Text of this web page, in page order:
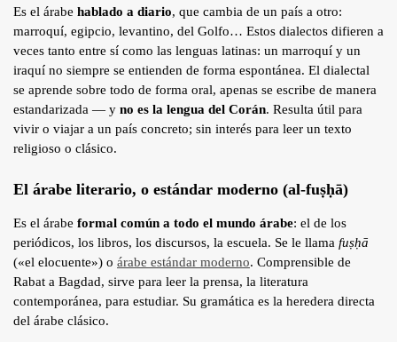
Es el árabe hablado a diario, que cambia de un país a otro:
marroquí, egipcio, levantino, del Golfo… Estos dialectos difieren a
veces tanto entre sí como las lenguas latinas: un marroquí y un
iraquí no siempre se entienden de forma espontánea. El dialectal
se aprende sobre todo de forma oral, apenas se escribe de manera
estandarizada — y no es la lengua del Corán. Resulta útil para
vivir o viajar a un país concreto; sin interés para leer un texto
religioso o clásico.
El árabe literario, o estándar moderno (al-fuṣḥā)
Es el árabe formal común a todo el mundo árabe: el de los
periódicos, los libros, los discursos, la escuela. Se le llama fuṣḥā
(«el elocuente») o árabe estándar moderno. Comprensible de
Rabat a Bagdad, sirve para leer la prensa, la literatura
contemporánea, para estudiar. Su gramática es la heredera directa
del árabe clásico.